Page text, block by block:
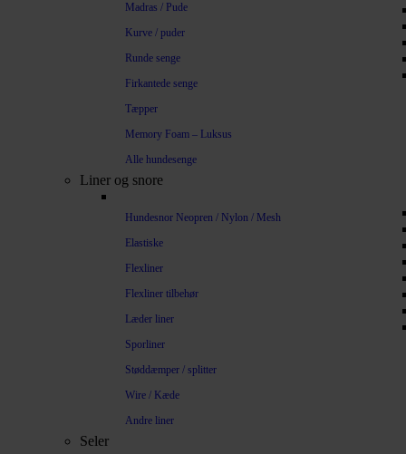
Madras / Pude
Kurve / puder
Runde senge
Firkantede senge
Tæpper
Memory Foam – Luksus
Alle hundesenge
Liner og snore
Hundesnor Neopren / Nylon / Mesh
Elastiske
Flexliner
Flexliner tilbehør
Læder liner
Sporliner
Støddæmper / splitter
Wire / Kæde
Andre liner
Seler